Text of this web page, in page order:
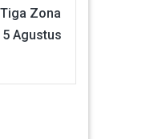
Zona
5 Agustus